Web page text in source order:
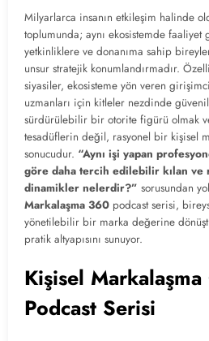
Milyarlarca insanın etkileşim halinde
toplumunda; aynı ekosistemde faaliyet
yetkinliklere ve donanıma sahip bireyler
unsur stratejik konumlandırmadır.
siyasiler, ekosisteme yön veren
uzmanları için kitleler nezdinde
sürdürülebilir bir otorite figürü olmak
tesadüflerin değil, rasyonel bir kişisel
sonucudur. “Aynı işi yapan
göre daha tercih edilebilir kılan ve
dinamikler nelerdir?” sorusundan
Markalaşma 360 podcast serisi,
yönetilebilir bir marka değerine
pratik altyapısını sunuyor.
Kişisel Markalaşma
Podcast Serisi